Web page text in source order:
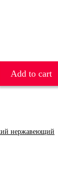
Add to cart
нержавеющий